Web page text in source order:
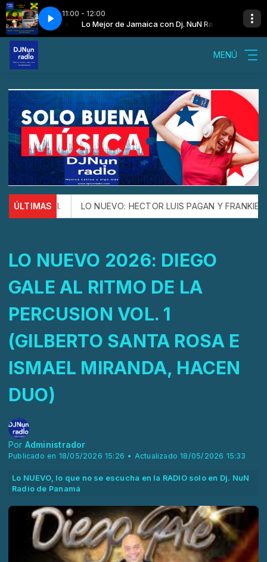
11:00 - 12:00
NuN Radio Lo Mejor de Jamaica con Dj. NuN Radio
Don Carlos - Them Say
MENÚ
ÚLTIMAS
TI. LO NUEVO: HECTOR LUIS PAGAN Y FRANKIE
LO NUEVO 2026: DIEGO
GALE AL RITMO DE LA
PERCUSION VOL. 1
(GILBERTO SANTA ROSA E
ISMAEL MIRANDA, HACEN
DUO)
Por Administrador
Publicado en 18/05/2026 15:26 • Actualizado 18/05/2026 15:33
Lo NUEVO, lo que no se escucha en la RADIO solo en Dj. NuN
Radio de Panamá